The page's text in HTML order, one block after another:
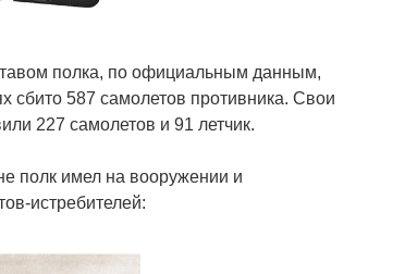
полка, по официальным данным,
сбито 587 самолетов противника. Свои
227 самолетов и 91 летчик.
полк имел на вооружении и
истребителей: